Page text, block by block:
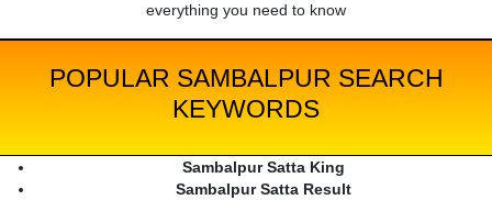
everything you need to know
POPULAR SAMBALPUR SEARCH
KEYWORDS
Sambalpur Satta King
Sambalpur Satta Result